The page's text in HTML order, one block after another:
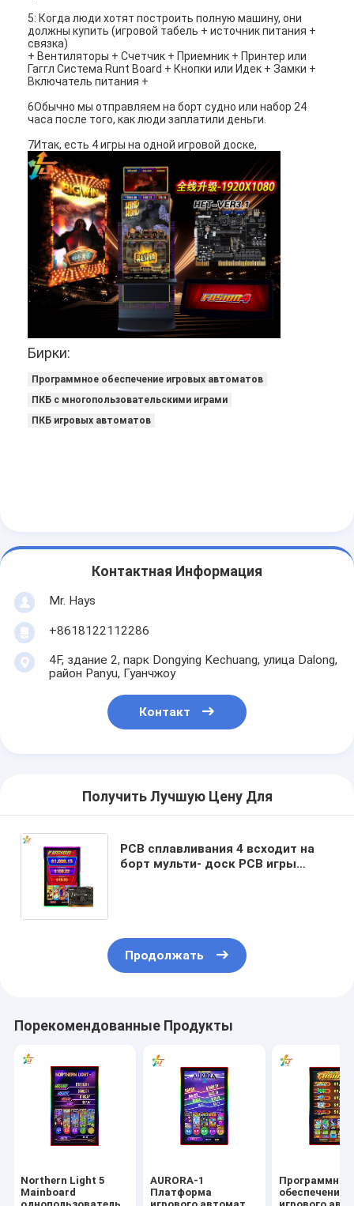
5: Когда люди хотят построить полную машину, они
должны купить (игровой табель + источник питания +
связка)
+ Вентиляторы + Счетчик + Приемник + Принтер или
Гаггл Система Runt Board + Кнопки или Идек + Замки +
Включатель питания +
6Обычно мы отправляем на борт судно или набор 24
часа после того, как люди заплатили деньги.
7Итак, есть 4 игры на одной игровой доске,
Бирки:
Программное обеспечение игровых автоматов
ПКБ с многопользовательскими играми
ПКБ игровых автоматов
Контактная Информация
Mr. Hays
+8618122112286
4F, здание 2, парк Dongying Kechuang, улица Dalong,
район Panyu, Гуанчжоу
Контакт
Получить Лучшую Цену Для
PCB сплавливания 4 всходит на
борт мульти- доск PCB игры
Продолжать
Порекомендованные Продукты
Northern Light 5
Mainboard
AURORA-1
Платформа
Программное
обеспечение